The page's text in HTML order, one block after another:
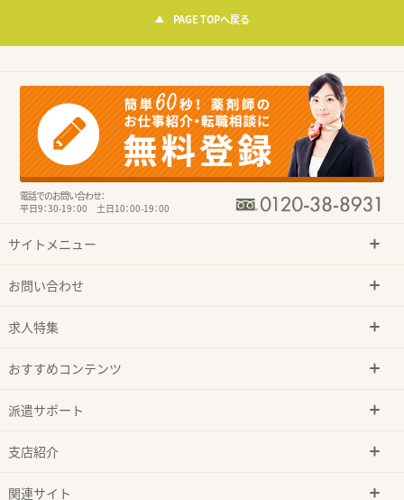
PAGE TOPへ戻る
電話でのお問い合わせ：
平日9：30-19：00 土日10：00-19：00
サイトメニュー
お問い合わせ
求人特集
おすすめコンテンツ
派遣サポート
支店紹介
関連サイト